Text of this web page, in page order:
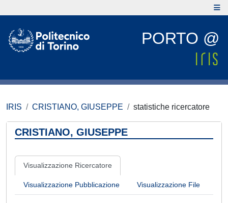
PORTO @
IRIS CRISTIANO, GIUSEPPE statistiche ricercatore
CRISTIANO, GIUSEPPE
Visualizzazione Ricercatore
Visualizzazione Pubblicazione Visualizzazione File